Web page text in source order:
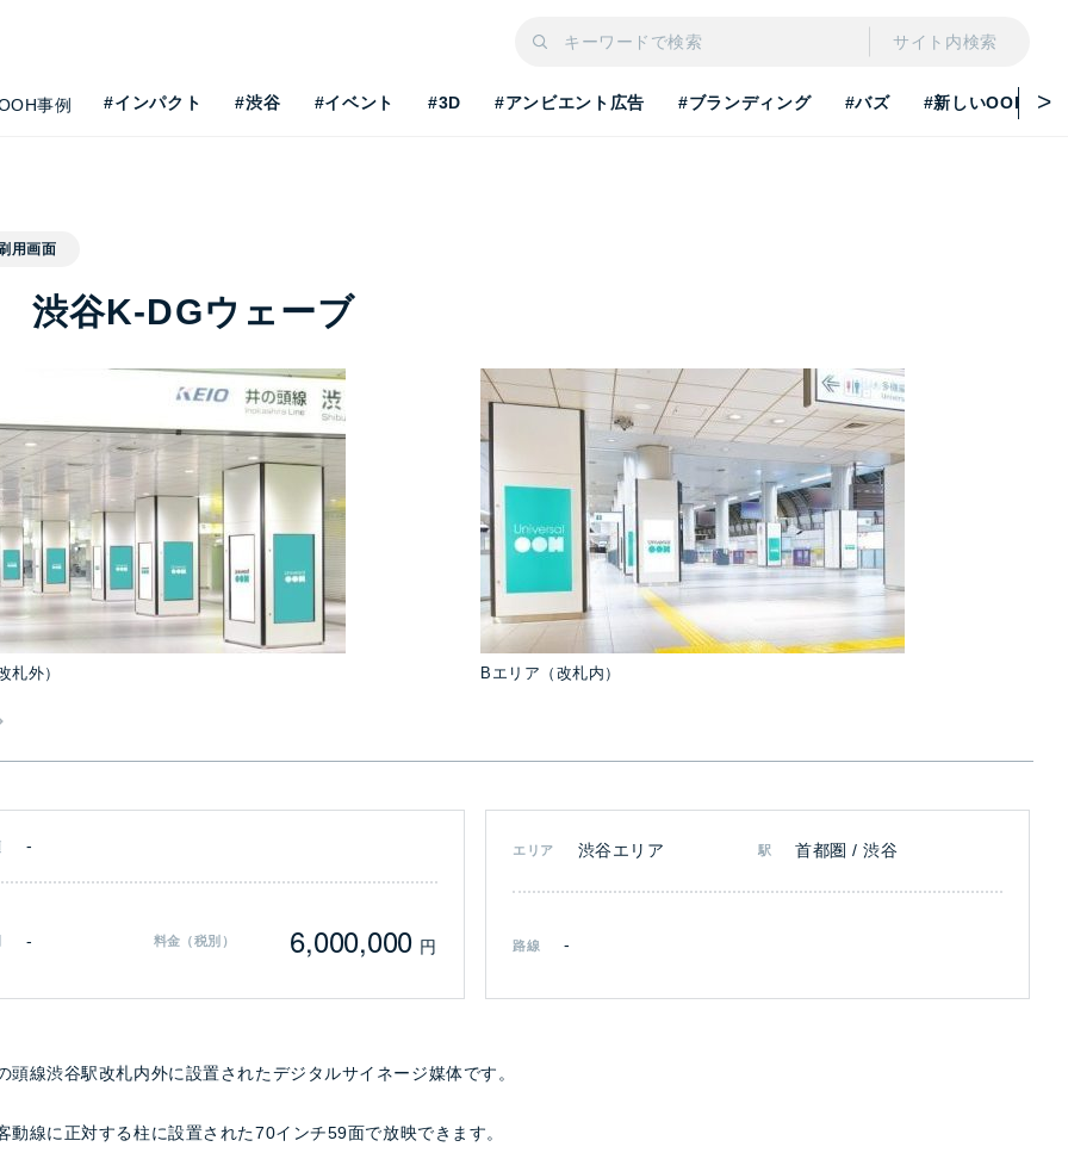
サイト内検索
事例 #インパクト #渋谷 #イベント #3D #アンビエント広告 #ブランディング #バズ #新しいOOH
新事情を知りたい
用画面
渋谷K-DGウェーブ
札外） Bエリア（改札内）
-
- 料金（税別） 6,000,000 円
エリア 渋谷エリア 駅 首都圏 / 渋谷
路線 -
頭線渋谷駅改札内外に設置されたデジタルサイネージ媒体です。
動線に正対する柱に設置された70インチ59面で放映できます。